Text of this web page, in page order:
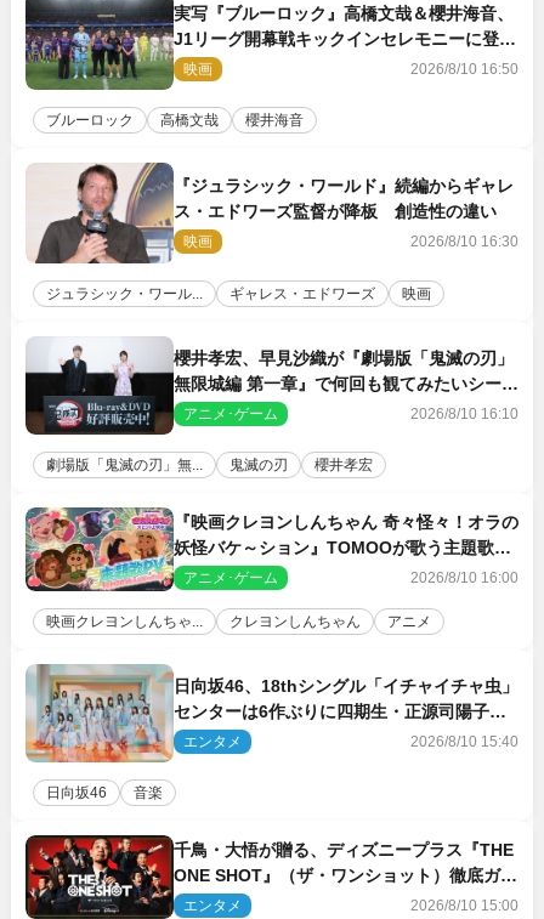
実写『ブルーロック』高橋文哉＆櫻井海音、
J1リーグ開幕戦キックインセレモニーに登場
＆喜びの声到着
映画 2026/8/10 16:50
ブルーロック 高橋文哉 櫻井海音
『ジュラシック・ワールド』続編からギャレ
ス・エドワーズ監督が降板 創造性の違い
映画 2026/8/10 16:30
ジュラシック・ワール... ギャレス・エドワーズ 映画
櫻井孝宏、早見沙織が『劇場版「鬼滅の刃」
無限城編 第一章』で何回も観てみたいシーン
とは？ イベントレポート到着
アニメ･ゲーム 2026/8/10 16:10
劇場版「鬼滅の刃」無... 鬼滅の刃 櫻井孝宏
『映画クレヨンしんちゃん 奇々怪々！オラの
妖怪バケ～ション』TOMOOが歌う主題歌
「大人になったら」PV解禁
アニメ･ゲーム 2026/8/10 16:00
映画クレヨンしんちゃ... クレヨンしんちゃん アニメ
日向坂46、18thシングル「イチャイチャ虫」
センターは6作ぶりに四期生・正源司陽子
新ビジュアル解禁
エンタメ 2026/8/10 15:40
日向坂46 音楽
千鳥・大悟が贈る、ディズニープラス『THE
ONE SHOT』（ザ・ワンショット）徹底ガイ
ド！ 今のお笑い界に一石を投じる“真の笑
エンタメ 2026/8/10 15:00